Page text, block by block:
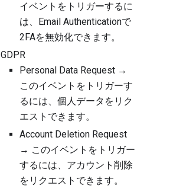
イベントをトリガーするに
は、Email Authenticationで
2FAを無効化できます。
GDPR
Personal Data Request →
このイベントをトリガーす
るには、個人データをリク
エストできます。
Account Deletion Request
→ このイベントをトリガー
するには、アカウント削除
をリクエストできます。